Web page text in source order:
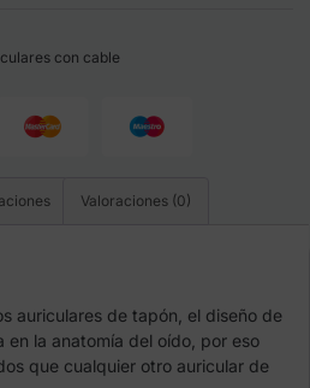
con cable
Valoraciones (0)
auriculares de tapón, el diseño de
en la anatomía del oído, por eso
que cualquier otro auricular de